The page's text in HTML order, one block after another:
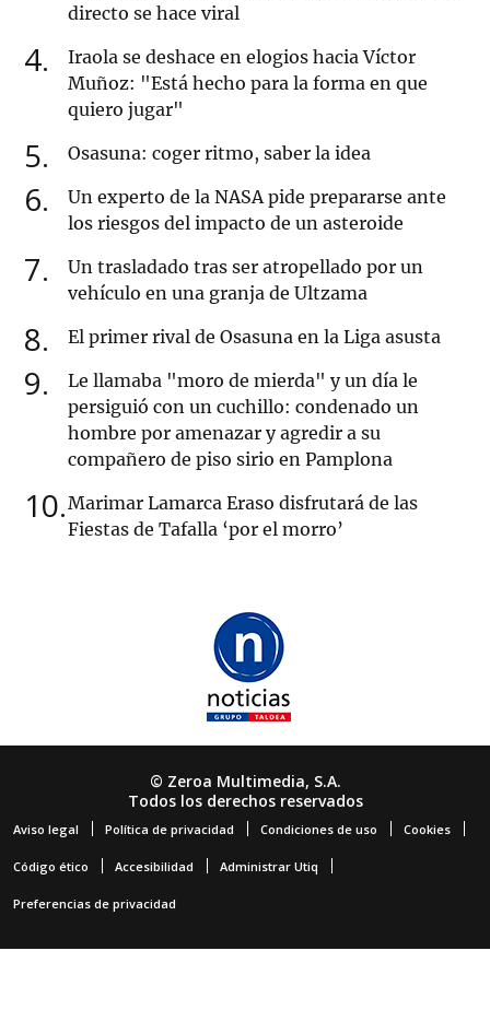
directo se hace viral
4
Iraola se deshace en elogios hacia Víctor
Muñoz: "Está hecho para la forma en que
quiero jugar"
5 Osasuna: coger ritmo, saber la idea
6
Un experto de la NASA pide prepararse ante
los riesgos del impacto de un asteroide
7
Un trasladado tras ser atropellado por un
vehículo en una granja de Ultzama
8 El primer rival de Osasuna en la Liga asusta
9
Le llamaba "moro de mierda" y un día le
persiguió con un cuchillo: condenado un
hombre por amenazar y agredir a su
compañero de piso sirio en Pamplona
10 Marimar Lamarca Eraso disfrutará de las
Fiestas de Tafalla ‘por el morro’
© Zeroa Multimedia, S.A.
Todos los derechos reservados
Aviso legal Política de privacidad Condiciones de uso Cookies
Código ético Accesibilidad Administrar Utiq
Preferencias de privacidad